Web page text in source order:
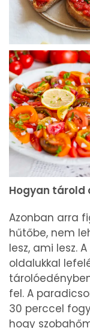
Hogyan
Azonban arra
hűtőbe, nem
lesz, ami lesz.
oldalukkal
fel. A
30 perccel
hogy